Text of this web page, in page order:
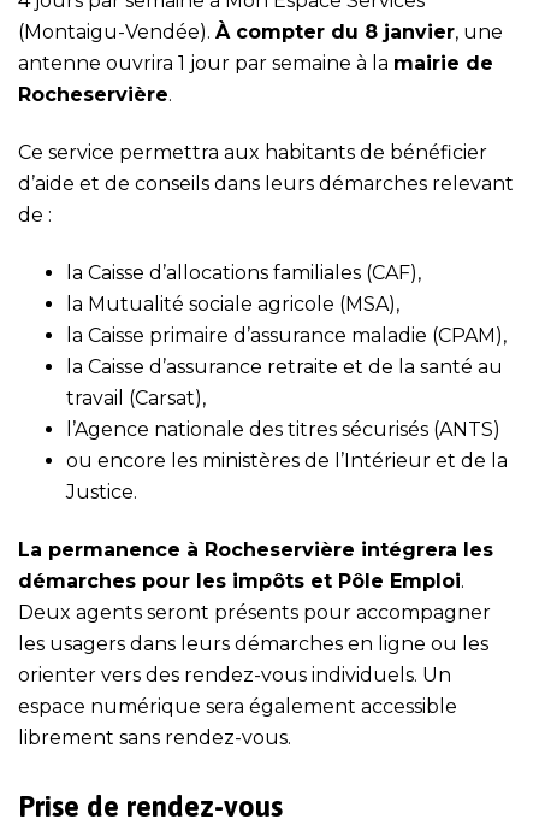
(Montaigu-Vendée). À compter du 8 janvier, une
antenne ouvrira 1 jour par semaine à la mairie de
Rocheservière.
Ce service permettra aux habitants de bénéficier
d’aide et de conseils dans leurs démarches relevant
de :
la Caisse d’allocations familiales (CAF),
la Mutualité sociale agricole (MSA),
la Caisse primaire d’assurance maladie (CPAM),
la Caisse d’assurance retraite et de la santé au
travail (Carsat),
l’Agence nationale des titres sécurisés (ANTS)
ou encore les ministères de l’Intérieur et de la
Justice.
La permanence à Rocheservière intégrera les
démarches pour les impôts et Pôle Emploi.
Deux agents seront présents pour accompagner
les usagers dans leurs démarches en ligne ou les
orienter vers des rendez-vous individuels. Un
espace numérique sera également accessible
librement sans rendez-vous.
Prise de rendez-vous